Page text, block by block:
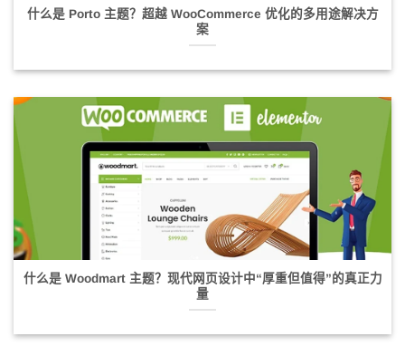
什么是 Porto 主题？超越 WooCommerce 优化的多用途解决方
案
什么是 Woodmart 主题？现代网页设计中“厚重但值得”的真正力
量